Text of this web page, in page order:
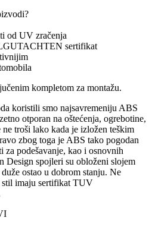
od UV zračenja
sertifikat
kompletom za montažu.
koristili smo najsavremeniju ABS
otporan na oštećenja, ogrebotine,
troši lako kada je izložen teškim
zbog toga je ABS tako pogodan
podešavanje, kao i osnovnih
Design spojleri su obloženi slojem
ostao u dobrom stanju. Ne
stil imaju sertifikat TUV